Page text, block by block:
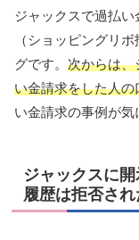
ジャックスで過払
（ショッピングリ
グです。 次からは、
い金請求をした人
い金請求の事例が気
ジャックスに
履歴は拒否され